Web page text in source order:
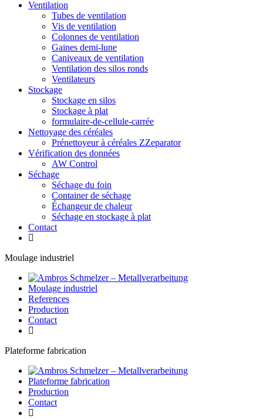
Ventilation
Tubes de ventilation
Vis de ventilation
Colonnes de ventilation
Gaines demi-lune
Caniveaux de ventilation
Ventilation des silos ronds
Ventilateurs
Stockage
Stockage en silos
Stockage à plat
formulaire-de-cellule-carrée
Nettoyage des céréales
Prénettoyeur à céréales ZZeparator
Vérification des données
AW Control
Séchage
Séchage du foin
Container de séchage
Échangeur de chaleur
Séchage en stockage à plat
Contact
Moulage industriel
Moulage industriel
References
Production
Contact
Plateforme fabrication
Plateforme fabrication
Production
Contact